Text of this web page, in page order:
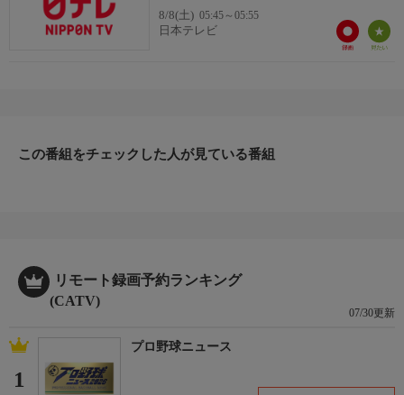
8/8(土) 05:45～05:55
日本テレビ
この番組をチェックした人が見ている番組
リモート録画予約ランキング
(CATV)
07/30更新
1
プロ野球ニュース